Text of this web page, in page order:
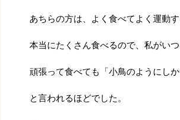
あちらの方は、よく食べてよく運動
本当にたくさん食べるので、私がい
頑張って食べても「小鳥のようにし
と言われるほどでした。